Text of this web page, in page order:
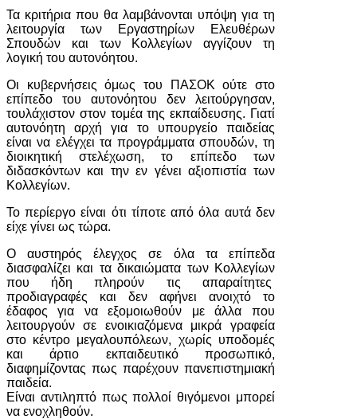
Τα κριτήρια που θα λαμβάνονται υπόψη για τη
λειτουργία των Εργαστηρίων Ελευθέρων
Σπουδών και των Κολλεγίων αγγίζουν τη
λογική του αυτονόητου.
Οι κυβερνήσεις όμως του ΠΑΣΟΚ ούτε στο
επίπεδο του αυτονόητου δεν λειτούργησαν,
τουλάχιστον στον τομέα της εκπαίδευσης. Γιατί
αυτονόητη αρχή για το υπουργείο παιδείας
είναι να ελέγχει τα προγράμματα σπουδών, τη
διοικητική στελέχωση, το επίπεδο των
διδασκόντων και την εν γένει αξιοπιστία των
Κολλεγίων.
Το περίεργο είναι ότι τίποτε από όλα αυτά δεν
είχε γίνει ως τώρα.
Ο αυστηρός έλεγχος σε όλα τα επίπεδα
διασφαλίζει και τα δικαιώματα των Κολλεγίων
που ήδη πληρούν τις απαραίτητες
προδιαγραφές και δεν αφήνει ανοιχτό το
έδαφος για να εξομοιωθούν με άλλα που
λειτουργούν σε ενοικιαζόμενα μικρά γραφεία
στο κέντρο μεγαλουπόλεων, χωρίς υποδομές
και άρτιο εκπαιδευτικό προσωπικό,
διαφημίζοντας πως παρέχουν πανεπιστημιακή
παιδεία.
Είναι αντιληπτό πως πολλοί θιγόμενοι μπορεί
να ενοχληθούν.